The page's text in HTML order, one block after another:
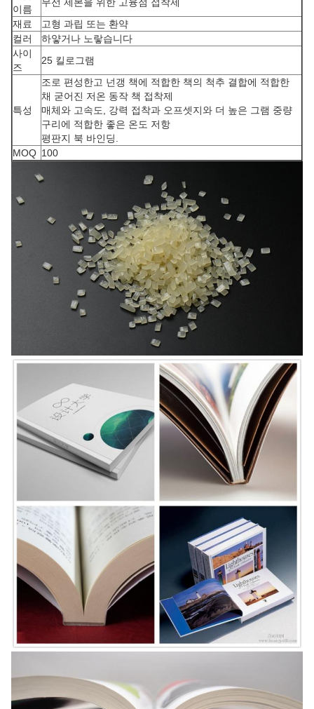
이름
재료
고형 과립 또는 환약
컬러
하얗거나 노랗습니다
사이
즈
25 킬로그램
특성
조로 편성한고 넌갱 책에 적합한 책의 척추 결합에 적합한
채 굳어진 저온 동작 책 접착제
매체와 고속도, 강력 접착과 오프셋지와 더 높은 그램 중량
구리에 적합한 좋은 온도 저항
평판지 북 바인딩.
MOQ 100